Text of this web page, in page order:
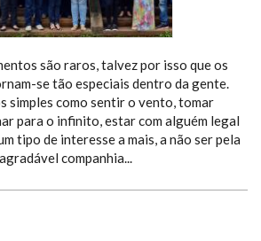
são raros, talvez por isso que os
se tão especiais dentro da gente.
simples como sentir o vento, tomar
para o infinito, estar com alguém legal
tipo de interesse a mais, a não ser pela
companhia...